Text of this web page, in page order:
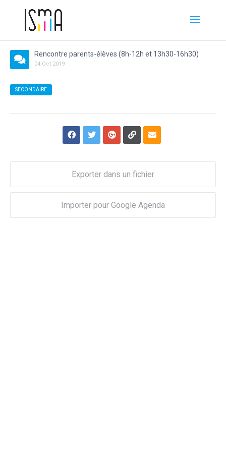
Rencontre parents-élèves (8h-12h et 13h30-16h30)
04 Oct 2019
SECONDAIRE
Exporter dans un fichier
Importer pour Google Agenda